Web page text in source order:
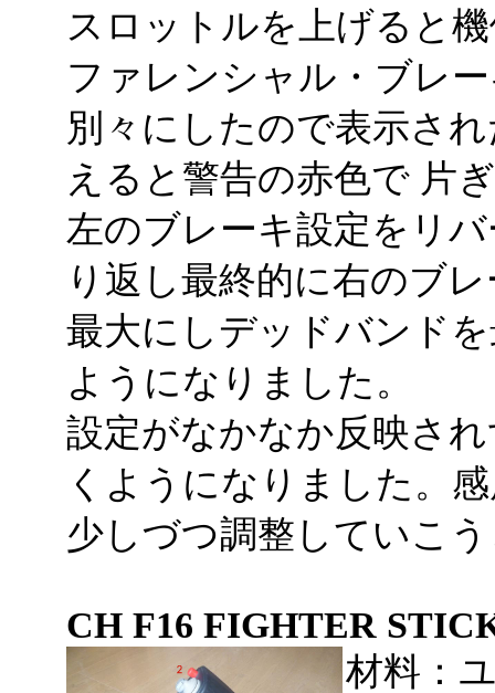
スロットルを上げると
ファレンシャル・ブレ
別々にしたので表示さ
えると警告の赤色で 片
左のブレーキ設定をリ
り返し最終的に右のブ
最大にしデッドバンド
ようになりました。
設定がなかなか反映さ
くようになりました。
少しづつ調整していこ
CH F16 FIGHTER
材料：